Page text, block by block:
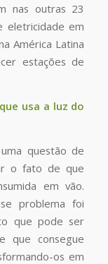
nas outras 23
eletricidade em
América Latina
estações de
usa a luz do
questão de
o fato de que
em vão.
problema foi
que pode ser
que consegue
os em